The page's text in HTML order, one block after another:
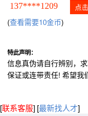
137****1209 点
(查看需要10金币)
特此声明：
信息真伪请自行辨别，
保证或连带责任! 希望我
[联系客服] [最新找人才]